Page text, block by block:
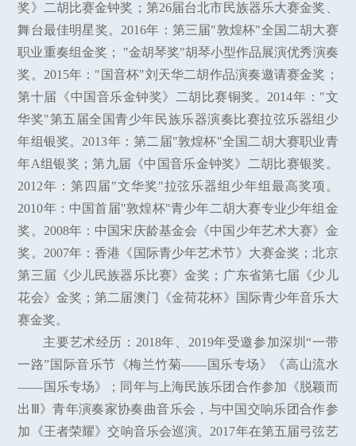
奖》二胡比赛金钟奖；第26届台北市民族器乐大赛金奖、
舞台最佳明星奖。2016年：第三届"敦煌杯"全国二胡大赛
职业重奏组金奖； "金胡琴奖"胡琴小型作品展演优秀演奏
奖。2015年："国音杯"刘天华二胡作品演奏邀请赛金奖；
第十届《中国音乐金钟奖》二胡比赛铜奖。2014年："文
华奖"第五届全国青少年民族乐器演奏比赛拉弦乐器组少
年组银奖。2013年：第二届"敦煌杯"全国二胡大赛职业青
年A组银奖；第九届《中国音乐金钟奖》二胡比赛银奖。
2012年：第四届"文华奖"拉弦乐器组少年组最高奖项。
2010年：中国首届"敦煌杯"青少年二胡大赛专业少年组金
奖。2008年：中国宋庆龄基金会《中国少年艺术大赛》金
奖。2007年：香港《国际青少年艺术节》大赛金奖；北京
第三届《少儿民族器乐比赛》金奖；广东省第七届《少儿
花会》金奖；第二届澳门《金荷花杯》国际青少年音乐大
赛金奖。
主要艺术经历：2018年、2019年受邀参加深圳“一带
一路”国际音乐节《梅兰竹菊——国乐专场》《高山流水
——国乐专场》；同年与上海民族乐团合作参加《脱颖而
出Ⅲ》青年演奏家协奏曲音乐会，与中国交响乐团合作参
加《王者荣耀》交响音乐会巡演。2017年在第五届弓弦艺